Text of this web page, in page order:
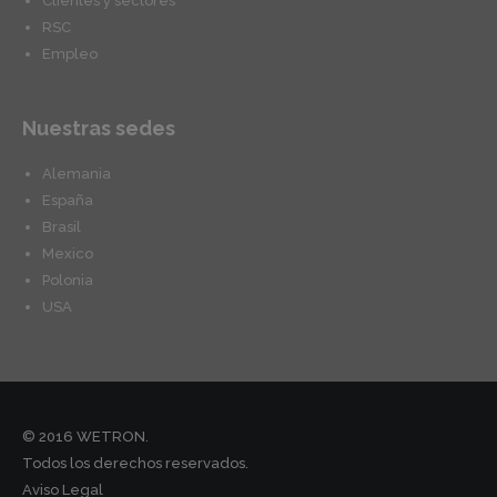
RSC
Empleo
Nuestras sedes
Alemania
España
Brasil
Mexico
Polonia
USA
© 2016 WETRON.
Todos los derechos reservados.
Aviso Legal